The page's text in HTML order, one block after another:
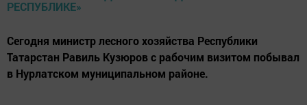
Сегодня министр лесного хозяйства Республики
Татарстан Равиль Кузюров с рабочим визитом побывал
в Нурлатском муниципальном районе.